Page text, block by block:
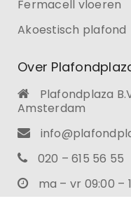
Fermacell vloeren
Akoestisch plafond
Over
Plafondplaza
Amsterdam
020 – 615 56 55
ma – vr 09:00 –